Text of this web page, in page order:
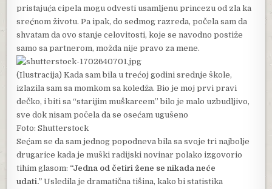
pristajuća cipela mogu odvesti usamljenu princezu od zla ka
srećnom životu. Pa ipak, do sedmog razreda, počela sam da
shvatam da ovo stanje celovitosti, koje se navodno postiže
samo sa partnerom, možda nije pravo za mene.
(Ilustracija) Kada sam bila u trećoj godini srednje škole,
izlazila sam sa momkom sa koledža. Bio je moj prvi pravi
dečko, i biti sa “starijim muškarcem” bilo je malo uzbudljivo,
sve dok nisam počela da se osećam ugušeno
Foto: Shutterstock
Sećam se da sam jednog popodneva bila sa svoje tri najbolje
drugarice kada je muški radijski novinar polako izgovorio
tihim glasom: “Jedna od četiri žene se nikada neće
udati.” Usledila je dramatična tišina, kako bi statistika